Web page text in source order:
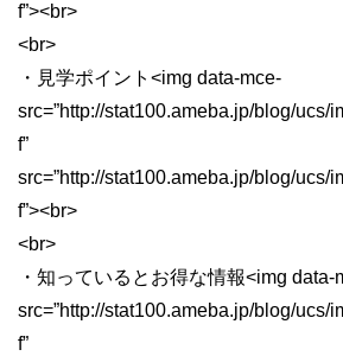
f”><br>
<br>
・見学ポイント<img data-mce-
src=”http://stat100.ameba.jp/blog/ucs/
f”
src=”http://stat100.ameba.jp/blog/ucs/
f”><br>
<br>
・知っているとお得な情報<img data-
src=”http://stat100.ameba.jp/blog/ucs/
f”